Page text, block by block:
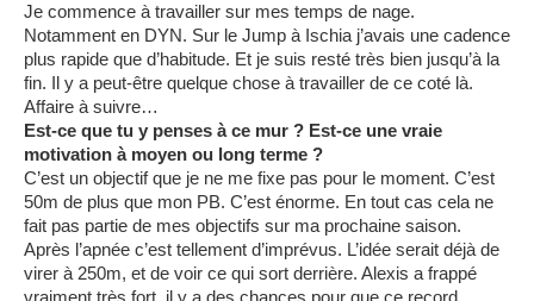
Je commence à travailler sur mes temps de nage.
Notamment en DYN. Sur le Jump à Ischia j’avais une cadence
plus rapide que d’habitude. Et je suis resté très bien jusqu’à la
fin. Il y a peut-être quelque chose à travailler de ce coté là.
Affaire à suivre…
Est-ce que tu y penses à ce mur ? Est-ce une vraie
motivation à moyen ou long terme ?
C’est un objectif que je ne me fixe pas pour le moment. C’est
50m de plus que mon PB. C’est énorme. En tout cas cela ne
fait pas partie de mes objectifs sur ma prochaine saison.
Après l’apnée c’est tellement d’imprévus. L’idée serait déjà de
virer à 250m, et de voir ce qui sort derrière. Alexis a frappé
vraiment très fort, il y a des chances pour que ce record